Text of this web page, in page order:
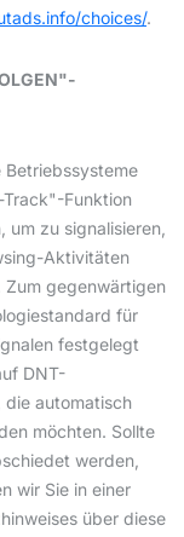
choices/.
Betriebssysteme
Funktion
zu signalisieren,
Aktivitäten
Zum gegenwärtigen
für
festgelegt
DNT-
die automatisch
möchten. Sollte
werden,
wir Sie in einer
über diese